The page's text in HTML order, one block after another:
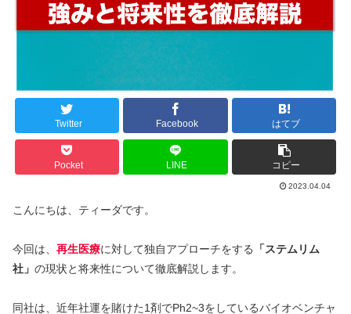
Twitter Facebook はてブ
Pocket LINE コピー
2023.04.04
こんにちは、ティーダです。
今回は、 再生医療に対して独自アプローチをする
「ステムリム
社」 の現状と将来性について徹底解説します。
同社は、近年社運を賭けた1剤でPh2~3をしているバイオベンチャ